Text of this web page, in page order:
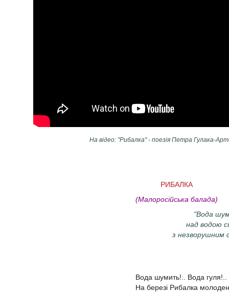
На відео: "Рибалка" - поезія Петра Гулака-
РИБАЛКА
(Малоросійська балада)
"Вода
над водою
з незворушним
Вода шумить!.. Вода гуля!..
На березі Рибалка